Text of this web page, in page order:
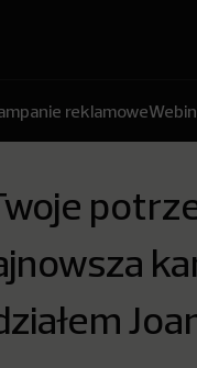
reklamowe